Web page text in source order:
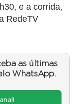
e a corrida,
RedeTV
as últimas
WhatsApp.